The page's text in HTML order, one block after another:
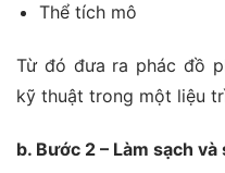
Thể tích mô
Từ đó đưa ra phác đồ
kỹ thuật trong một liệu
b. Bước 2 – Làm sạch và